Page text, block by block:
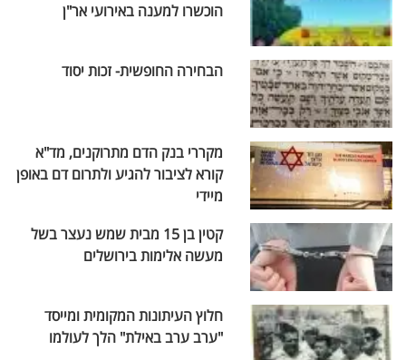
הוכשרו למענה באירועי אר"ן
הבחירה החופשית- זכות יסוד
מקררי בנק הדם מתרוקנים, מד"א
קורא לציבור להגיע ולתרום דם באופן
מיידי
קטין בן 15 מבית שמש נעצר בשל
מעשה אלימות בירושלים
חלוץ העיתונות המקומית ומייסד
"ערב ערב באילת" הלך לעולמו